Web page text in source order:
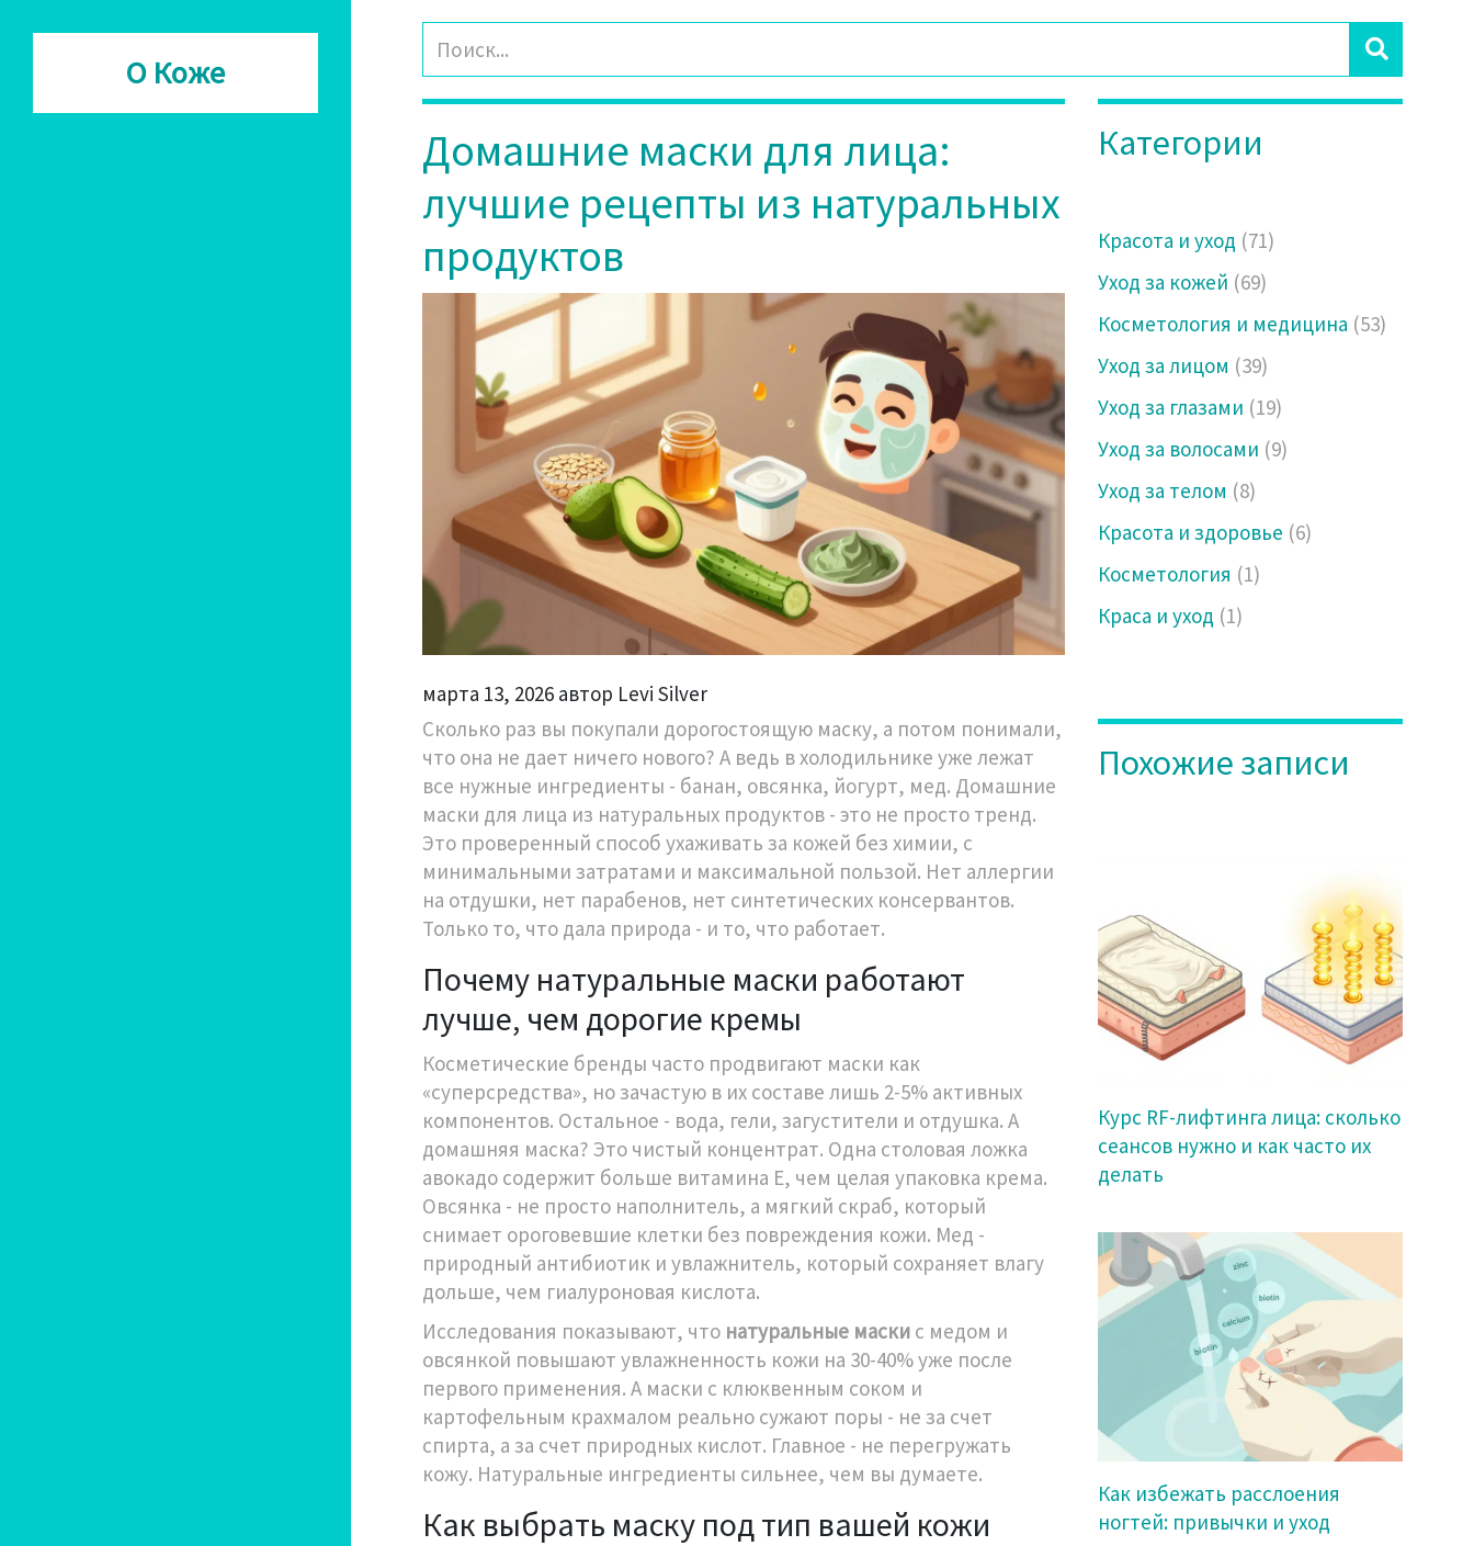
О Коже
Домашние маски для лица:
лучшие рецепты из натуральных
продуктов
марта 13, 2026 автор Levi Silver
Сколько раз вы покупали дорогостоящую маску, а потом понимали,
что она не дает ничего нового? А ведь в холодильнике уже лежат
все нужные ингредиенты - банан, овсянка, йогурт, мед. Домашние
маски для лица из натуральных продуктов - это не просто тренд.
Это проверенный способ ухаживать за кожей без химии, с
минимальными затратами и максимальной пользой. Нет аллергии
на отдушки, нет парабенов, нет синтетических консервантов.
Только то, что дала природа - и то, что работает.
Почему натуральные маски работают
лучше, чем дорогие кремы
Косметические бренды часто продвигают маски как
«суперсредства», но зачастую в их составе лишь 2-5% активных
компонентов. Остальное - вода, гели, загустители и отдушка. А
домашняя маска? Это чистый концентрат. Одна столовая ложка
авокадо содержит больше витамина Е, чем целая упаковка крема.
Овсянка - не просто наполнитель, а мягкий скраб, который
снимает ороговевшие клетки без повреждения кожи. Мед -
природный антибиотик и увлажнитель, который сохраняет влагу
дольше, чем гиалуроновая кислота.
Исследования показывают, что натуральные маски с медом и
овсянкой повышают увлажненность кожи на 30-40% уже после
первого применения. А маски с клюквенным соком и
картофельным крахмалом реально сужают поры - не за счет
спирта, а за счет природных кислот. Главное - не перегружать
кожу. Натуральные ингредиенты сильнее, чем вы думаете.
Как выбрать маску под тип вашей кожи
Категории
Красота и уход (71)
Уход за кожей (69)
Косметология и медицина (53)
Уход за лицом (39)
Уход за глазами (19)
Уход за волосами (9)
Уход за телом (8)
Красота и здоровье (6)
Косметология (1)
Краса и уход (1)
Похожие записи
Курс RF-лифтинга лица: сколько
сеансов нужно и как часто их
делать
Как избежать расслоения
ногтей: привычки и уход